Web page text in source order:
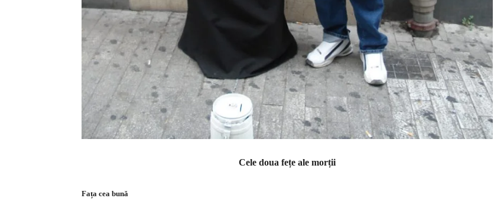
Cele doua fețe ale morții
Fața cea bună